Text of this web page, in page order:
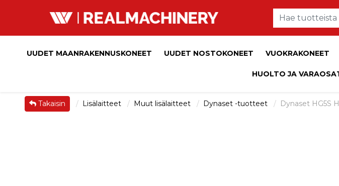
UUDET MAANRAKENNUSKONEET UUDET NOSTOKONEET VUOKRAKONEET
HUOLTO JA
Takaisin Lisälaitteet Muut lisälaitteet Dynaset -tuotteet Dynaset HG5S